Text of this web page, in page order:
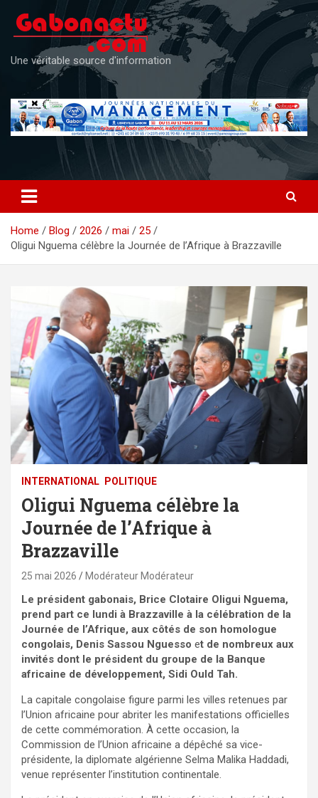
content
Une véritable source d'information
Home Blog 2026 mai
25
Oligui Nguema célèbre la Journée de l’Afrique à Brazzaville
INTERNATIONAL POLITIQUE
Oligui Nguema célèbre la
Journée de l’Afrique à
Brazzaville
25 mai 2026 Modérateur Modérateur
Le président gabonais, Brice Clotaire Oligui Nguema,
prend part ce lundi à Brazzaville à la célébration de la
Journée de l’Afrique, aux côtés de son homologue
congolais, Denis Sassou Nguesso et de nombreux aux
invités dont le président du groupe de la Banque
africaine de développement, Sidi Ould Tah.
La capitale congolaise figure parmi les villes retenues par
l’Union africaine pour abriter les manifestations officielles
de cette commémoration. À cette occasion, la
Commission de l’Union africaine a dépêché sa vice-
présidente, la diplomate algérienne Selma Malika Haddadi,
venue représenter l’institution continentale.